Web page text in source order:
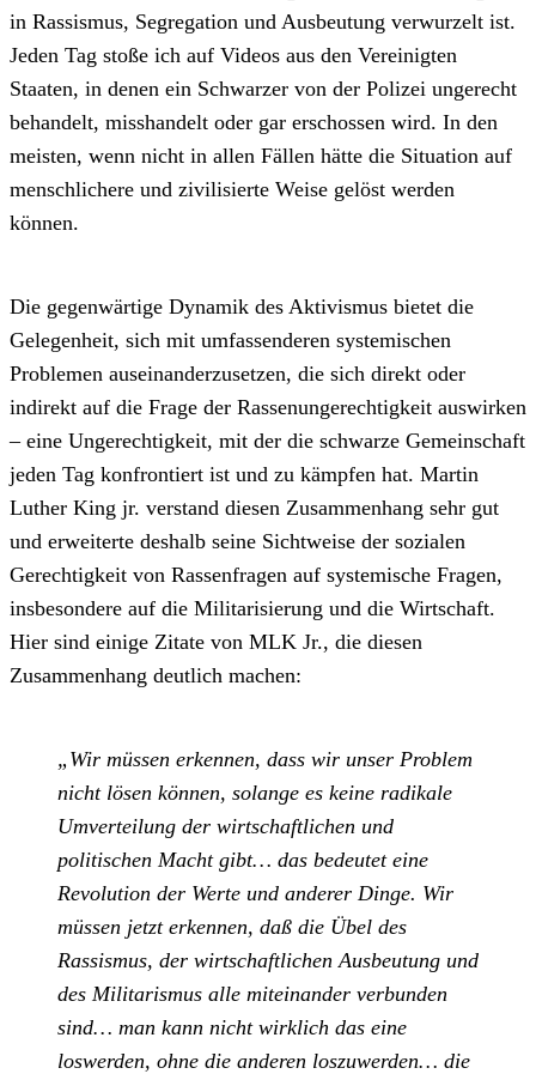
in Rassismus, Segregation und Ausbeutung verwurzelt ist.
Jeden Tag stoße ich auf Videos aus den Vereinigten
Staaten, in denen ein Schwarzer von der Polizei ungerecht
behandelt, misshandelt oder gar erschossen wird. In den
meisten, wenn nicht in allen Fällen hätte die Situation auf
menschlichere und zivilisierte Weise gelöst werden
können.
Die gegenwärtige Dynamik des Aktivismus bietet die
Gelegenheit, sich mit umfassenderen systemischen
Problemen auseinanderzusetzen, die sich direkt oder
indirekt auf die Frage der Rassenungerechtigkeit auswirken
– eine Ungerechtigkeit, mit der die schwarze Gemeinschaft
jeden Tag konfrontiert ist und zu kämpfen hat. Martin
Luther King jr. verstand diesen Zusammenhang sehr gut
und erweiterte deshalb seine Sichtweise der sozialen
Gerechtigkeit von Rassenfragen auf systemische Fragen,
insbesondere auf die Militarisierung und die Wirtschaft.
Hier sind einige Zitate von MLK Jr., die diesen
Zusammenhang deutlich machen:
„Wir müssen erkennen, dass wir unser Problem
nicht lösen können, solange es keine radikale
Umverteilung der wirtschaftlichen und
politischen Macht gibt… das bedeutet eine
Revolution der Werte und anderer Dinge. Wir
müssen jetzt erkennen, daß die Übel des
Rassismus, der wirtschaftlichen Ausbeutung und
des Militarismus alle miteinander verbunden
sind… man kann nicht wirklich das eine
loswerden, ohne die anderen loszuwerden… die